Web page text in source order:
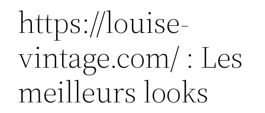
https://louise-
vintage.com/ : Les
meilleurs looks